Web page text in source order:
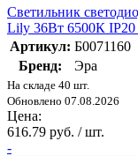
Светильник
Lily 36Вт 6500К IP20
Артикул: Б0071160
Бренд:
Эра
На складе 40 шт.
Обновлено 07.08.2026
Цена:
616.79 руб. / шт.
-